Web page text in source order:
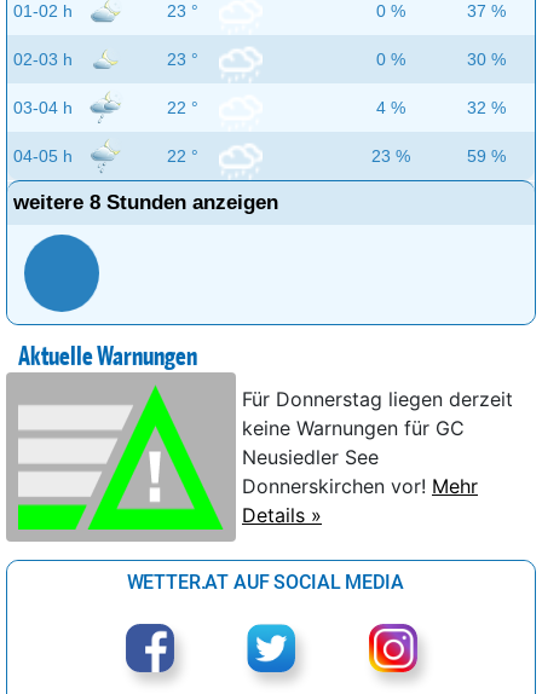
01-02 h 23 ° 0 % 37 %
02-03 h 23 ° 0 % 30 %
03-04 h 22 ° 4 % 32 %
04-05 h 22 ° 23 % 59 %
weitere 8 Stunden anzeigen
Aktuelle Warnungen
Für Donnerstag liegen derzeit
keine Warnungen für GC
Neusiedler See
Donnerskirchen vor! Mehr
Details »
WETTER.AT AUF SOCIAL MEDIA